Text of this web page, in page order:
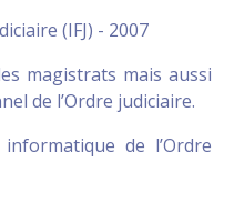
(IFJ) - 2007
magistrats mais aussi
de l’Ordre judiciaire.
de l’Ordre